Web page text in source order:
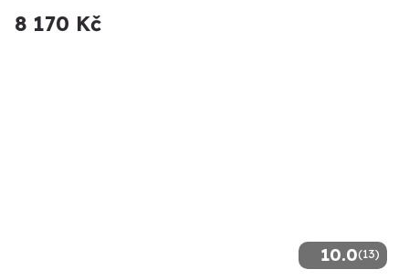
8 170 Kč
10.0(13)